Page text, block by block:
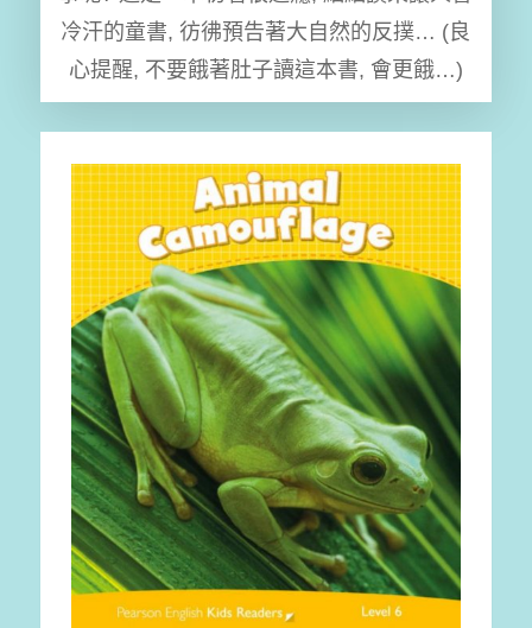
冷汗的童書, 彷彿預告著大自然的反撲… (良
心提醒, 不要餓著肚子讀這本書, 會更餓…)